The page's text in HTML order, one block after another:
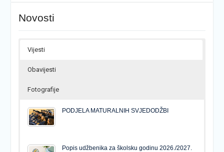
Novosti
Vijesti
Obavijesti
Fotografije
PODJELA MATURALNIH SVJEDODŽBI
Popis udžbenika za školsku godinu 2026./2027.